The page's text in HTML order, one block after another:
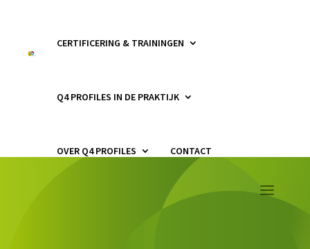
CERTIFICERING & TRAININGEN
Q4 PROFILES IN DE PRAKTIJK
OVER Q4 PROFILES CONTACT